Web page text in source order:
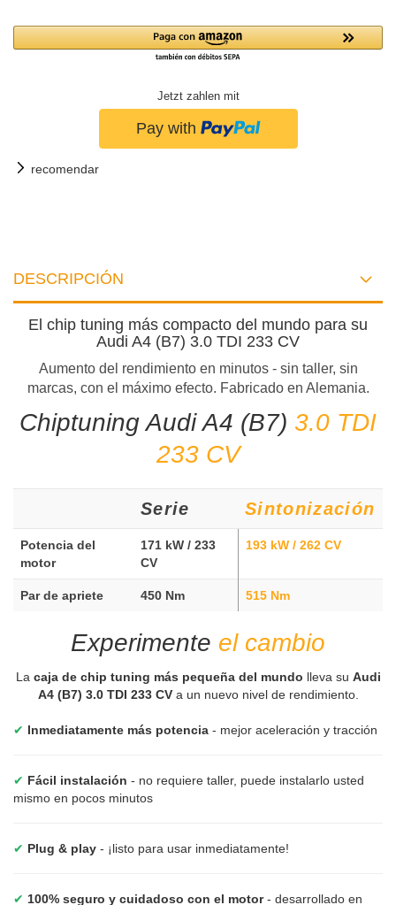
Jetzt zahlen mit
recomendar
DESCRIPCIÓN
El chip tuning más compacto del mundo para su
Audi A4 (B7) 3.0 TDI 233 CV
Aumento del rendimiento en minutos - sin taller, sin
marcas, con el máximo efecto. Fabricado en Alemania.
Chiptuning Audi A4 (B7) 3.0 TDI
233 CV
Serie Sintonización
Potencia del
motor
171 kW / 233
CV
193 kW / 262 CV
Par de apriete 450 Nm 515 Nm
Experimente el cambio
La caja de chip tuning más pequeña del mundo lleva su Audi
A4 (B7) 3.0 TDI 233 CVa un nuevo nivel de rendimiento.
✔ Inmediatamente más potencia - mejor aceleración y tracción
✔ Fácil instalación - no requiere taller, puede instalarlo usted
mismo en pocos minutos
✔ Plug & play - ¡listo para usar inmediatamente!
✔ 100% seguro y cuidadoso con el motor- desarrollado en